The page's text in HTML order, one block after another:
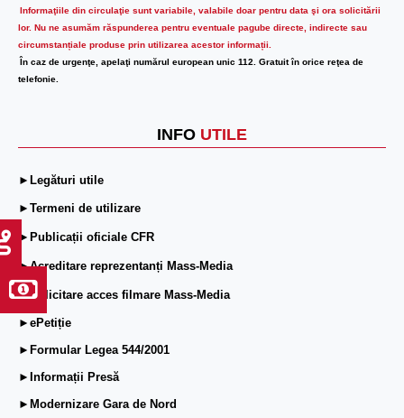
Informaţiile din circulaţie sunt variabile, valabile doar pentru data şi ora solicitării
lor. Nu ne asumăm răspunderea pentru eventuale pagube directe, indirecte sau
circumstanțiale produse prin utilizarea acestor informații.
În caz de urgenţe, apelaţi numărul european unic 112. Gratuit în orice reţea de
telefonie.
INFO UTILE
►Legături utile
►Termeni de utilizare
►Publicații oficiale CFR
►Acreditare reprezentanți Mass-Media
►Solicitare acces filmare Mass-Media
►ePetiție
►Formular Legea 544/2001
►Informații Presă
►Modernizare Gara de Nord